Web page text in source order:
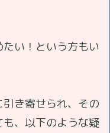
い！という方もい
き寄せられ、その
、以下のような疑